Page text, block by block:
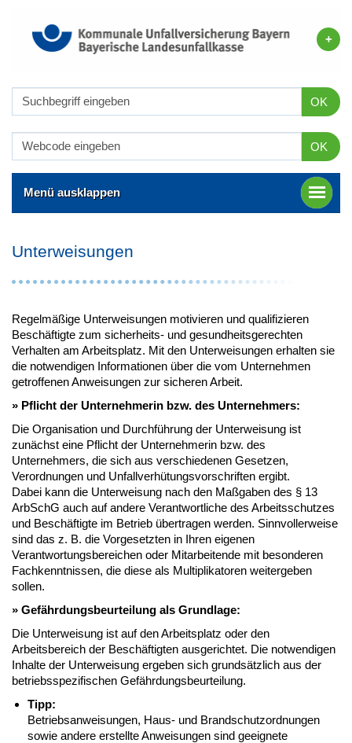
OK
OK
Menü ausklappen
Unterweisungen
Regelmäßige Unterweisungen motivieren und qualifizieren
Beschäftigte zum sicherheits- und gesundheitsgerechten
Verhalten am Arbeitsplatz. Mit den Unterweisungen erhalten sie
die notwendigen Informationen über die vom Unternehmen
getroffenen Anweisungen zur sicheren Arbeit.
» Pflicht der Unternehmerin bzw. des Unternehmers:
Die Organisation und Durchführung der Unterweisung ist
zunächst eine Pflicht der Unternehmerin bzw. des
Unternehmers, die sich aus verschiedenen Gesetzen,
Verordnungen und Unfallverhütungsvorschriften ergibt.
Dabei kann die Unterweisung nach den Maßgaben des § 13
ArbSchG auch auf andere Verantwortliche des Arbeitsschutzes
und Beschäftigte im Betrieb übertragen werden. Sinnvollerweise
sind das z. B. die Vorgesetzten in Ihren eigenen
Verantwortungsbereichen oder Mitarbeitende mit besonderen
Fachkenntnissen, die diese als Multiplikatoren weitergeben
sollen.
» Gefährdungsbeurteilung als Grundlage:
Die Unterweisung ist auf den Arbeitsplatz oder den
Arbeitsbereich der Beschäftigten ausgerichtet. Die notwendigen
Inhalte der Unterweisung ergeben sich grundsätzlich aus der
betriebsspezifischen Gefährdungsbeurteilung.
Tipp:
Betriebsanweisungen, Haus- und Brandschutzordnungen
sowie andere erstellte Anweisungen sind geeignete